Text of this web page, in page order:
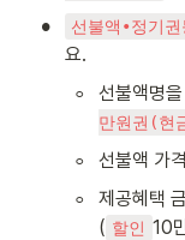
• 선불액∙정기권
요.
◦ 선불액명
만원권(현
◦ 선불액 가
◦
제공혜택
( 할인 10